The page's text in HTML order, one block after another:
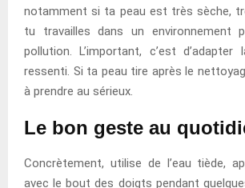
notamment si ta peau est très sèche,
tu travailles dans un environnement
pollution. L’important, c’est
ressenti. Si ta peau tire après le
à prendre au sérieux.
Le bon geste au
Concrètement, utilise de l’eau tiède,
avec le bout des doigts pendant